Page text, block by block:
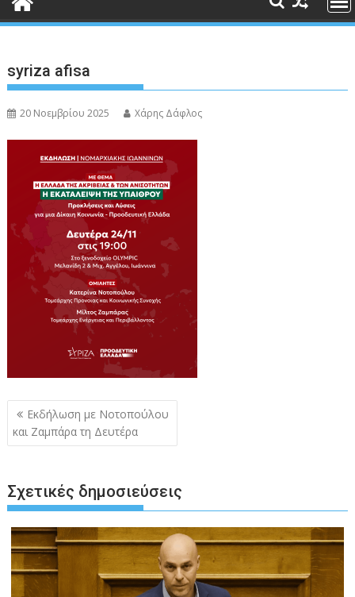
syriza afisa
20 Νοεμβρίου 2025 Χάρης Δάφλος
Πλοήγηση
άρθρων
Εκδήλωση με Νοτοπούλου
και Ζαμπάρα τη Δευτέρα
Σχετικές δημοσιεύσεις